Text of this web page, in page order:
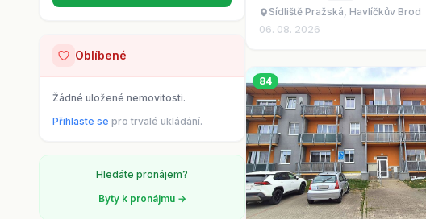
Oblíbené
Žádné uložené nemovitosti.
Přihlaste se pro trvalé ukládání.
Hledáte pronájem?
Byty k pronájmu →
Sídliště Pražská, Havlíčkův Brod
06. 08. 2026
84